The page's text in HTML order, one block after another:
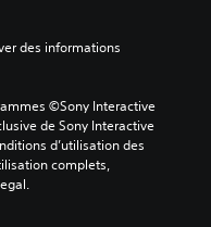
©Sony Interactive
de Sony Interactive
d’utilisation des
complets,